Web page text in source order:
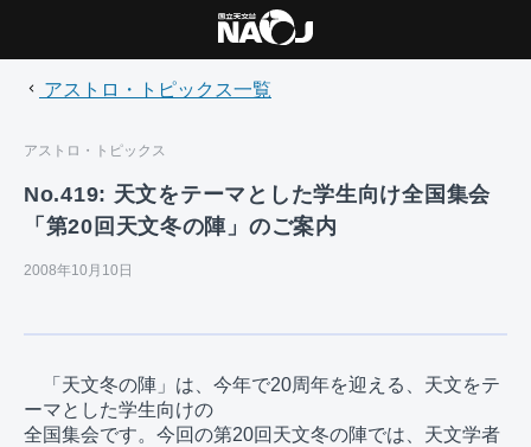
アストロ・トピックス一覧
アストロ・トピックス
No.419: 天文をテーマとした学生向け全国集会
「第20回天文冬の陣」のご案内
2008年10月10日
「天文冬の陣」は、今年で20周年を迎える、天文をテ
ーマとした学生向けの
全国集会です。今回の第20回天文冬の陣では、天文学者